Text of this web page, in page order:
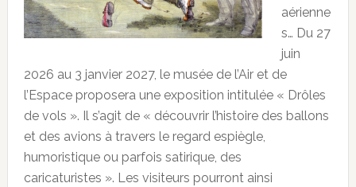
aérienne
s… Du 27
juin
2026 au 3 janvier 2027, le musée de l’Air et de
l’Espace proposera une exposition intitulée « Drôles
de vols ». Il s’agit de « découvrir l’histoire des ballons
et des avions à travers le regard espiègle,
humoristique ou parfois satirique, des
caricaturistes ». Les visiteurs pourront ainsi